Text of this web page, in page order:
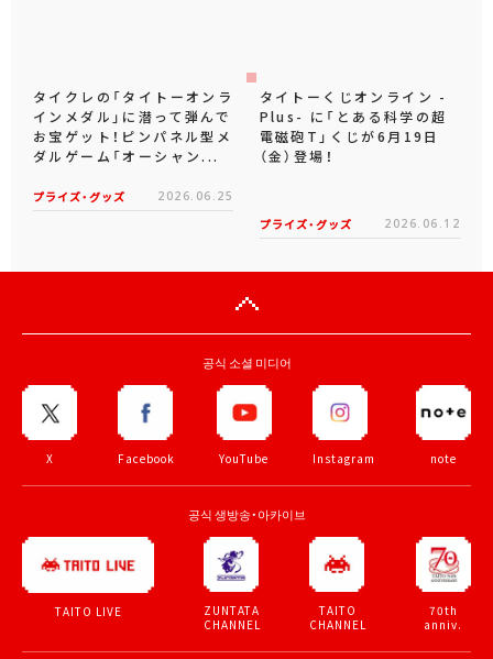
タイクレの「タイトーオンラ
インメダル」に潜って弾んで
お宝ゲット！ピンパネル型メ
ダルゲーム「オーシャン...
プライズ・グッズ 2026.06.25
タイトーくじオンライン -
Plus- に「とある科学の超
電磁砲T」くじが6月19日
（金）登場！
プライズ・グッズ 2026.06.12
공식 소셜 미디어
X Facebook YouTube Instagram note
공식 생방송・아카이브
TAITO LIVE
ZUNTATA
CHANNEL
TAITO
CHANNEL
70th
anniv.